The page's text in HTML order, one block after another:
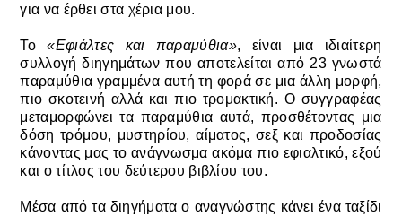
για να έρθει στα χέρια μου.
Το «Εφιάλτες και παραμύθια», είναι μια ιδιαίτερη
συλλογή διηγημάτων που αποτελείται από 23 γνωστά
παραμύθια γραμμένα αυτή τη φορά σε μια άλλη μορφή,
πιο σκοτεινή αλλά και πιο τρομακτική. Ο συγγραφέας
μεταμορφώνει τα παραμύθια αυτά, προσθέτοντας μια
δόση τρόμου, μυστηρίου, αίματος, σεξ και προδοσίας
κάνοντας μας το ανάγνωσμα ακόμα πιο εφιαλτικό, εξού
και ο τίτλος του δεύτερου βιβλίου του.
Μέσα από τα διηγήματα ο αναγνώστης κάνει ένα ταξίδι